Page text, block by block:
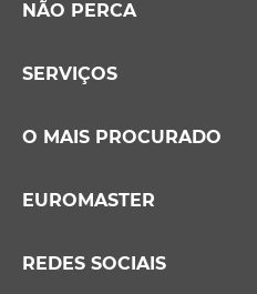
NÃO PERCA
SERVIÇOS
O MAIS PROCURADO
EUROMASTER
REDES SOCIAIS